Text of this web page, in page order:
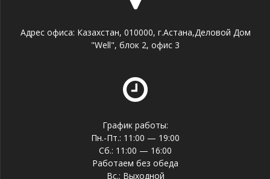
Адрес офиса: Казахстан, 010000, г.Астана,Деловой Дом
"Well", блок 2, офис 3
График работы:
Пн.-Пт.: 11:00 — 19:00
Сб.: 11:00 — 16:00
Работаем без обеда
Вс.: Выходной